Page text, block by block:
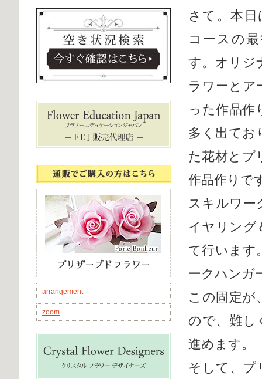
さて。本
コースの
す。オリジ
ラワーとア
った作品作
多く出てお
た花材とプ
作品作りで
スキルワー
イヤリング
て行います
ークハンガ
この固定が
ので、難し
進めます。
そして、プ
arrangement
zoom